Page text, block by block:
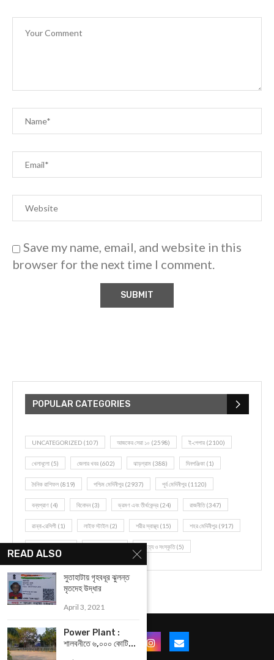
Save my name, email, and website in this
browser for the next time I comment.
POPULAR CATEGORIES
UNCATEGORIZED (107) আজকের সেরা ১০ (2598) ই-পেপার (2100)
খেলাধূলো (5) জেলার খবর (602) ঝাড়গ্রাম (388) দিনপঞ্জিকা (1)
দৈনিক রাশিফল (819) পশ্চিম মেদিনীপুর (2937) পূর্ব মেদিনীপুর (1120)
বন্যপ্রাণ (4) বিনোদন(3) ভ্রমণ এবং তীর্থকেন্দ্র (24) রাজনীতি(347)
রান্না-রেসিপী (1) লাইফ স্টাইল (2) শরীর স্বাস্থ্য (15) শহর মেদিনীপুর (917)
সাহিত্য ও সংস্কৃতি(5)
READ ALSO
সুতাহাটায় গৃহবধূর ঝুলন্ত
মৃতদেহ উদ্ধার
April 3, 2021
Power Plant :
শালবনীতে ৬,০০০ কোটি...